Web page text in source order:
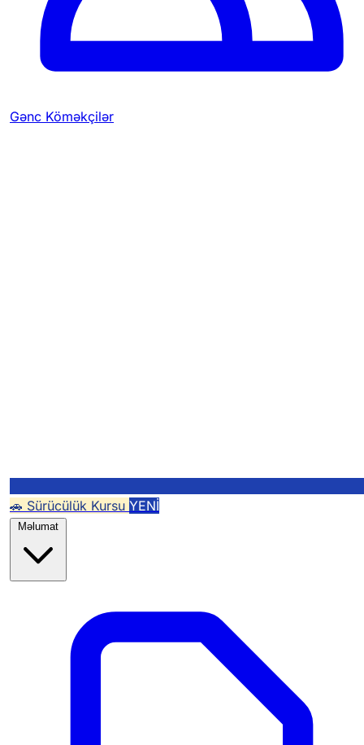
Gənc Köməkçilər
🚗 Sürücülük Kursu YENİ
Məlumat